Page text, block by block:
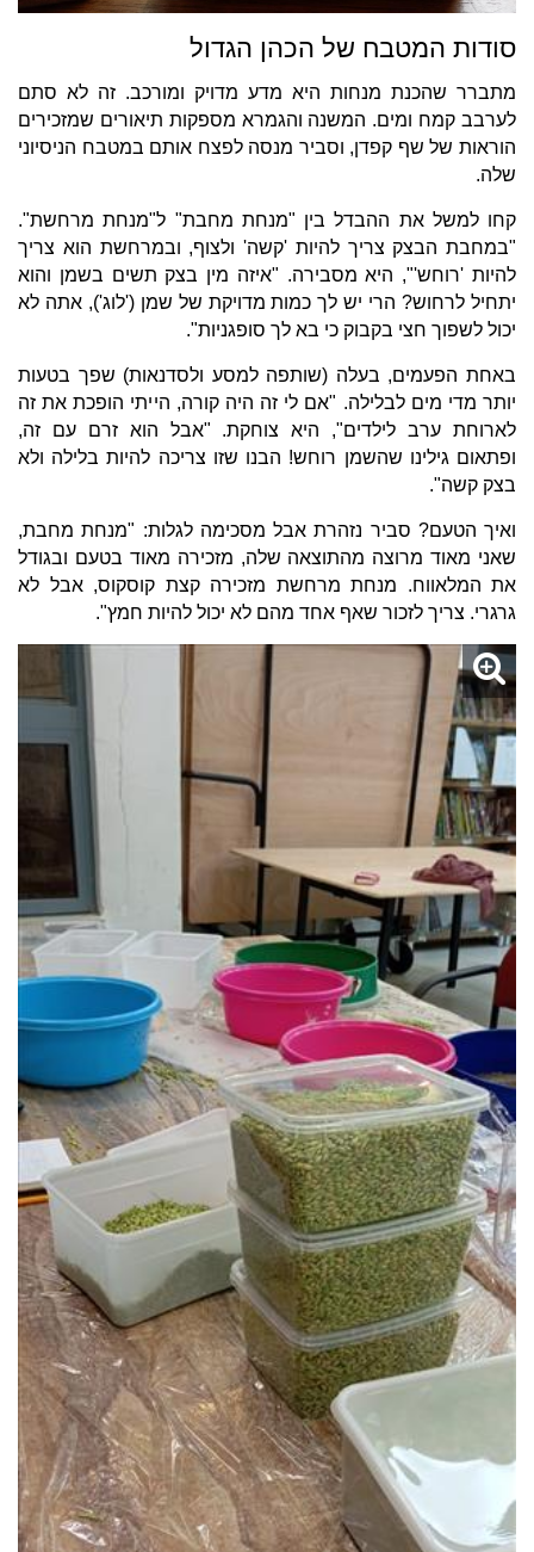
סודות המטבח של הכהן הגדול
מתברר שהכנת מנחות היא מדע מדויק ומורכב. זה לא סתם
לערבב קמח ומים. המשנה והגמרא מספקות תיאורים שמזכירים
הוראות של שף קפדן, וסביר מנסה לפצח אותם במטבח הניסיוני
שלה.
קחו למשל את ההבדל בין "מנחת מחבת" ל"מנחת מרחשת".
"במחבת הבצק צריך להיות 'קשה' ולצוף, ובמרחשת הוא צריך
להיות 'רוחש'", היא מסבירה. "איזה מין בצק תשים בשמן והוא
יתחיל לרחוש? הרי יש לך כמות מדויקת של שמן ('לוג'), אתה לא
יכול לשפוך חצי בקבוק כי בא לך סופגניות".
באחת הפעמים, בעלה (שותפה למסע ולסדנאות) שפך בטעות
יותר מדי מים לבלילה. "אם לי זה היה קורה, הייתי הופכת את זה
לארוחת ערב לילדים", היא צוחקת. "אבל הוא זרם עם זה,
ופתאום גילינו שהשמן רוחש! הבנו שזו צריכה להיות בלילה ולא
בצק קשה".
ואיך הטעם? סביר נזהרת אבל מסכימה לגלות: "מנחת מחבת,
שאני מאוד מרוצה מהתוצאה שלה, מזכירה מאוד בטעם ובגודל
את המלאווח. מנחת מרחשת מזכירה קצת קוסקוס, אבל לא
גרגרי. צריך לזכור שאף אחד מהם לא יכול להיות חמץ".